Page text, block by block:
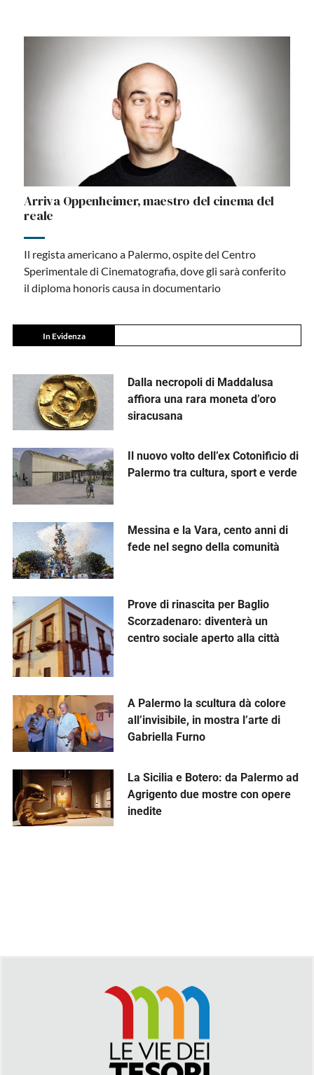
Arriva Oppenheimer, maestro del cinema del
reale
Il regista americano a Palermo, ospite del Centro
Sperimentale di Cinematografia, dove gli sarà conferito
il diploma honoris causa in documentario
In Evidenza
Dalla necropoli di Maddalusa
affiora una rara moneta d’oro
siracusana
Il nuovo volto dell’ex Cotonificio di
Palermo tra cultura, sport e verde
Messina e la Vara, cento anni di
fede nel segno della comunità
Prove di rinascita per Baglio
Scorzadenaro: diventerà un
centro sociale aperto alla città
A Palermo la scultura dà colore
all’invisibile, in mostra l’arte di
Gabriella Furno
La Sicilia e Botero: da Palermo ad
Agrigento due mostre con opere
inedite